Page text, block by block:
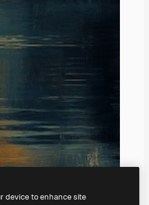
device to enhance site